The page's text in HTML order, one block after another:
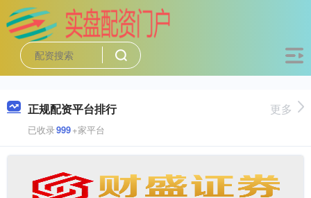
正规配资平台排行
已收录999+家平台
更多